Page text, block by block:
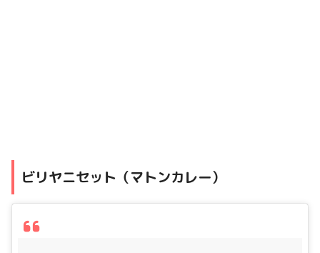
ビリヤニセット（マトンカレー）